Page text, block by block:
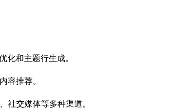
化和主题行生成。
容推荐。
社交媒体等多种渠道。